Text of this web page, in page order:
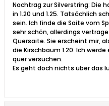
Nachtrag zur Silverstring: Die
in 1.20 und 1.25. Tatsächlich
sein. Ich finde die Saite vom
sehr schön, allerdings
Quersaite. Sie erscheint mir,
die Kirschbaum 1.20. Ich
quer versuchen.
Es geht doch nichts über das